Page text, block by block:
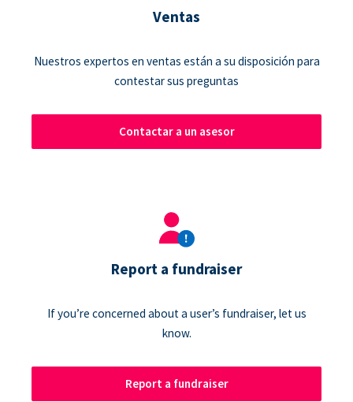
Ventas
Nuestros expertos en ventas están a su disposición para
contestar sus preguntas
Contactar a un asesor
Report a fundraiser
If you’re concerned about a user’s fundraiser, let us
know.
Report a fundraiser